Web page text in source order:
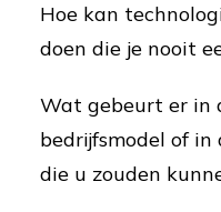
Hoe kan
doen die je nooit
Wat gebeurt er in
bedrijfsmodel of
die u zouden